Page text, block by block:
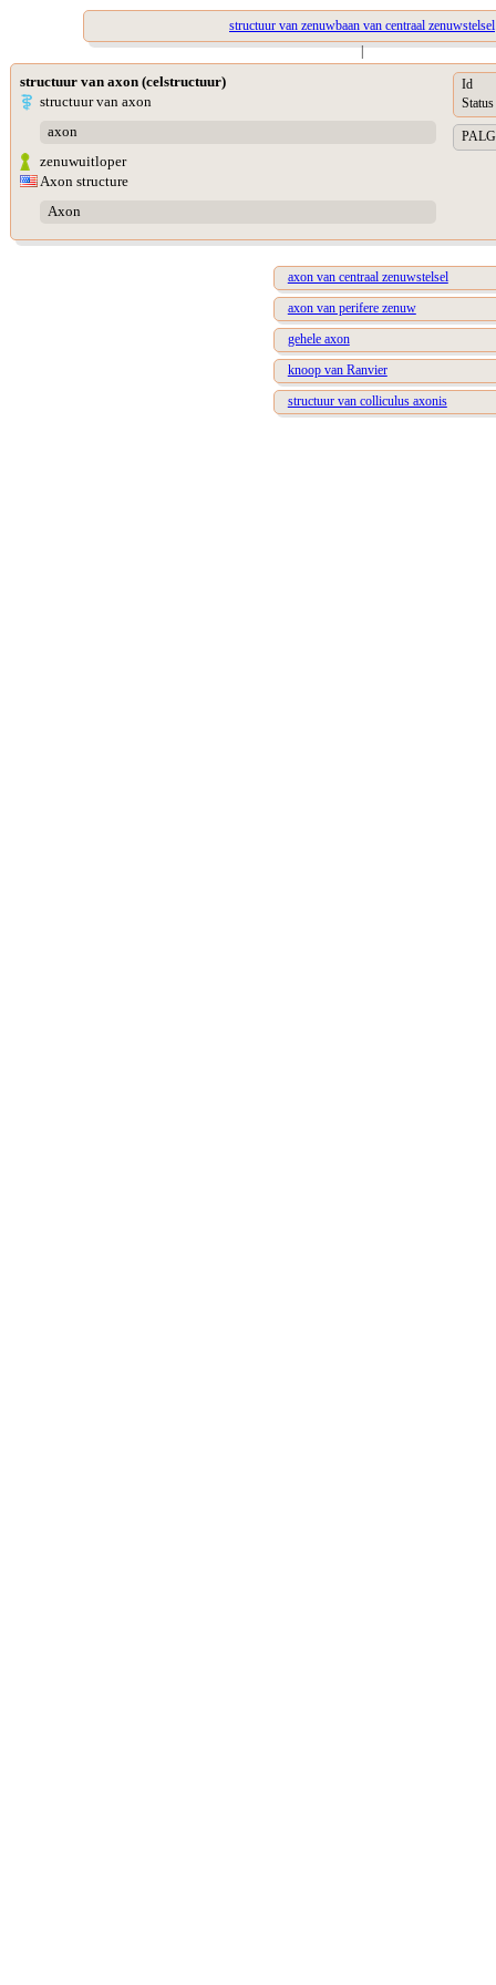
structuur van zenuwbaan van centraal zenuwstelsel
|
structuur van axon (celstructuur)
structuur van axon
axon
zenuwuitloper
Axon structure
Axon
Id
Status
axon van centraal zenuwstelsel
axon van perifere zenuw
gehele axon
knoop van Ranvier
structuur van colliculus axonis